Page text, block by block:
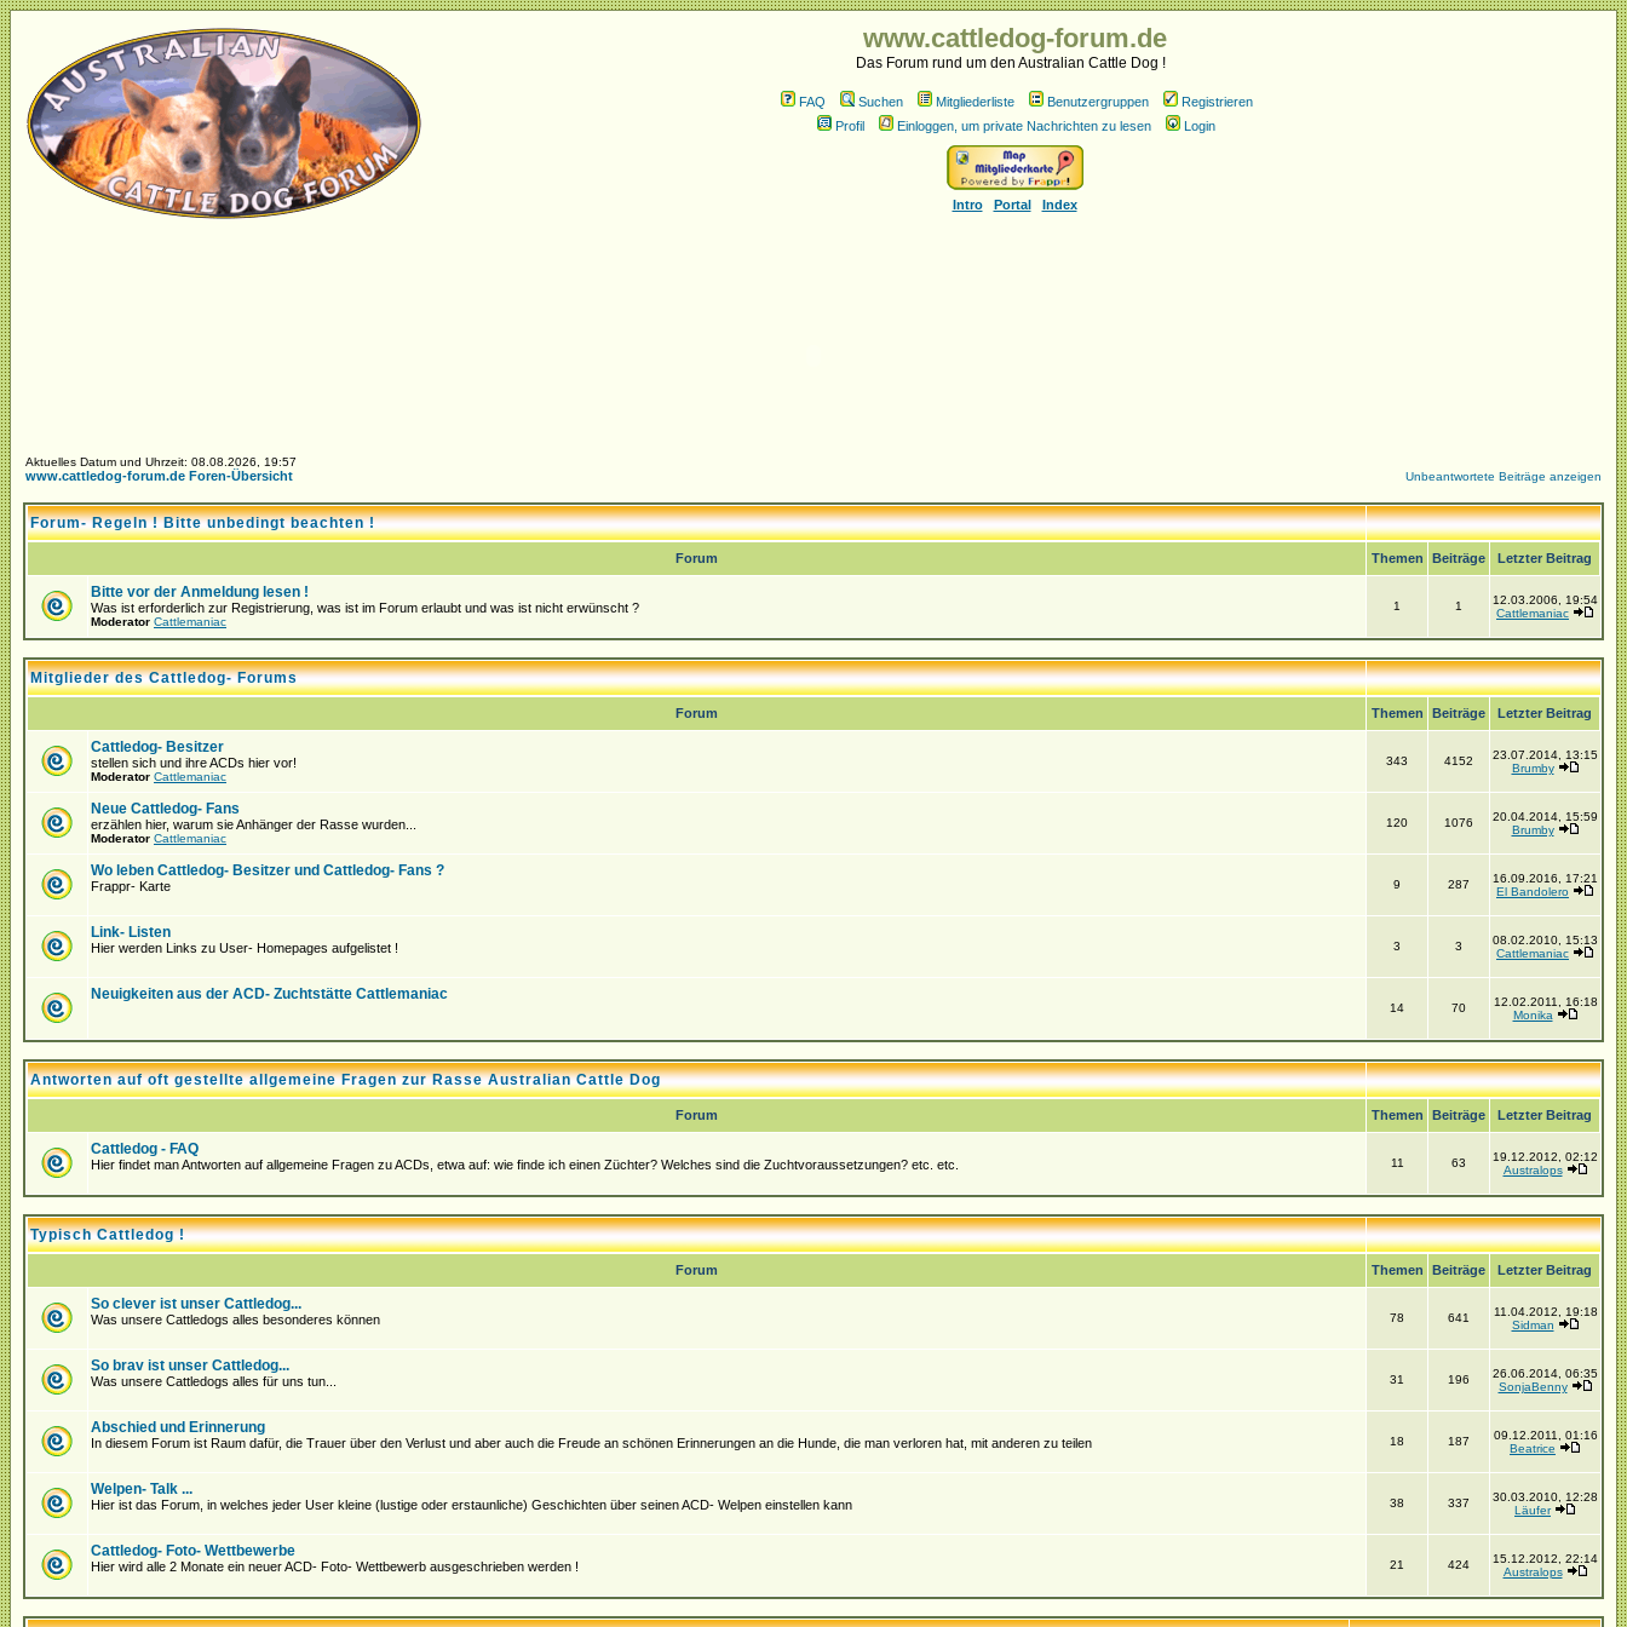
www.cattledog-forum.de
Das Forum rund um den Australian Cattle Dog !
FAQ Suchen Mitgliederliste Benutzergruppen
Registrieren
Profil
Einloggen, um private Nachrichten zu lesen Login
Intro Portal Index
Aktuelles Datum und Uhrzeit: 08.08.2026, 19:57
www.cattledog-forum.de Foren-Übersicht Unbeantwortete Beiträge anzeigen
Forum- Regeln ! Bitte unbedingt beachten !
Forum Themen Beiträge Letzter Beitrag
Bitte vor der Anmeldung lesen !
Was ist erforderlich zur Registrierung, was ist im Forum erlaubt und was ist nicht erwünscht ?
Moderator Cattlemaniac
1 1
12.03.2006, 19:54
Cattlemaniac
Mitglieder des Cattledog- Forums
Forum Themen Beiträge Letzter Beitrag
Cattledog- Besitzer
stellen sich und ihre ACDs hier vor!
Moderator Cattlemaniac
343 4152
23.07.2014, 13:15
Brumby
Neue Cattledog- Fans
erzählen hier, warum sie Anhänger der Rasse wurden...
Moderator Cattlemaniac
120 1076
20.04.2014, 15:59
Brumby
Wo leben Cattledog- Besitzer und Cattledog- Fans ?
Frappr- Karte 9 287
16.09.2016, 17:21
El Bandolero
Link- Listen
Hier werden Links zu User- Homepages aufgelistet ! 3 3
08.02.2010, 15:13
Cattlemaniac
Neuigkeiten aus der ACD- Zuchtstätte Cattlemaniac
14 70
12.02.2011, 16:18
Monika
Antworten auf oft gestellte allgemeine Fragen zur Rasse Australian Cattle Dog
Forum Themen Beiträge Letzter Beitrag
Cattledog - FAQ
Hier findet man Antworten auf allgemeine Fragen zu ACDs, etwa auf: wie finde ich einen Züchter? Welches sind die Zuchtvoraussetzungen? etc. etc. 11 63
19.12.2012, 02:12
Australops
Typisch Cattledog !
Forum Themen Beiträge Letzter Beitrag
So clever ist unser Cattledog...
Was unsere Cattledogs alles besonderes können 78 641
11.04.2012, 19:18
Sidman
So brav ist unser Cattledog...
Was unsere Cattledogs alles für uns tun... 31 196
26.06.2014, 06:35
SonjaBenny
Abschied und Erinnerung
In diesem Forum ist Raum dafür, die Trauer über den Verlust und aber auch die Freude an schönen Erinnerungen an die Hunde, die man verloren hat, mit anderen zu teilen 18 187
09.12.2011, 01:16
Beatrice
Welpen- Talk ...
Hier ist das Forum, in welches jeder User kleine (lustige oder erstaunliche) Geschichten über seinen ACD- Welpen einstellen kann 38 337
30.03.2010, 12:28
Läufer
Cattledog- Foto- Wettbewerbe
Hier wird alle 2 Monate ein neuer ACD- Foto- Wettbewerb ausgeschrieben werden ! 21 424
15.12.2012, 22:14
Australops